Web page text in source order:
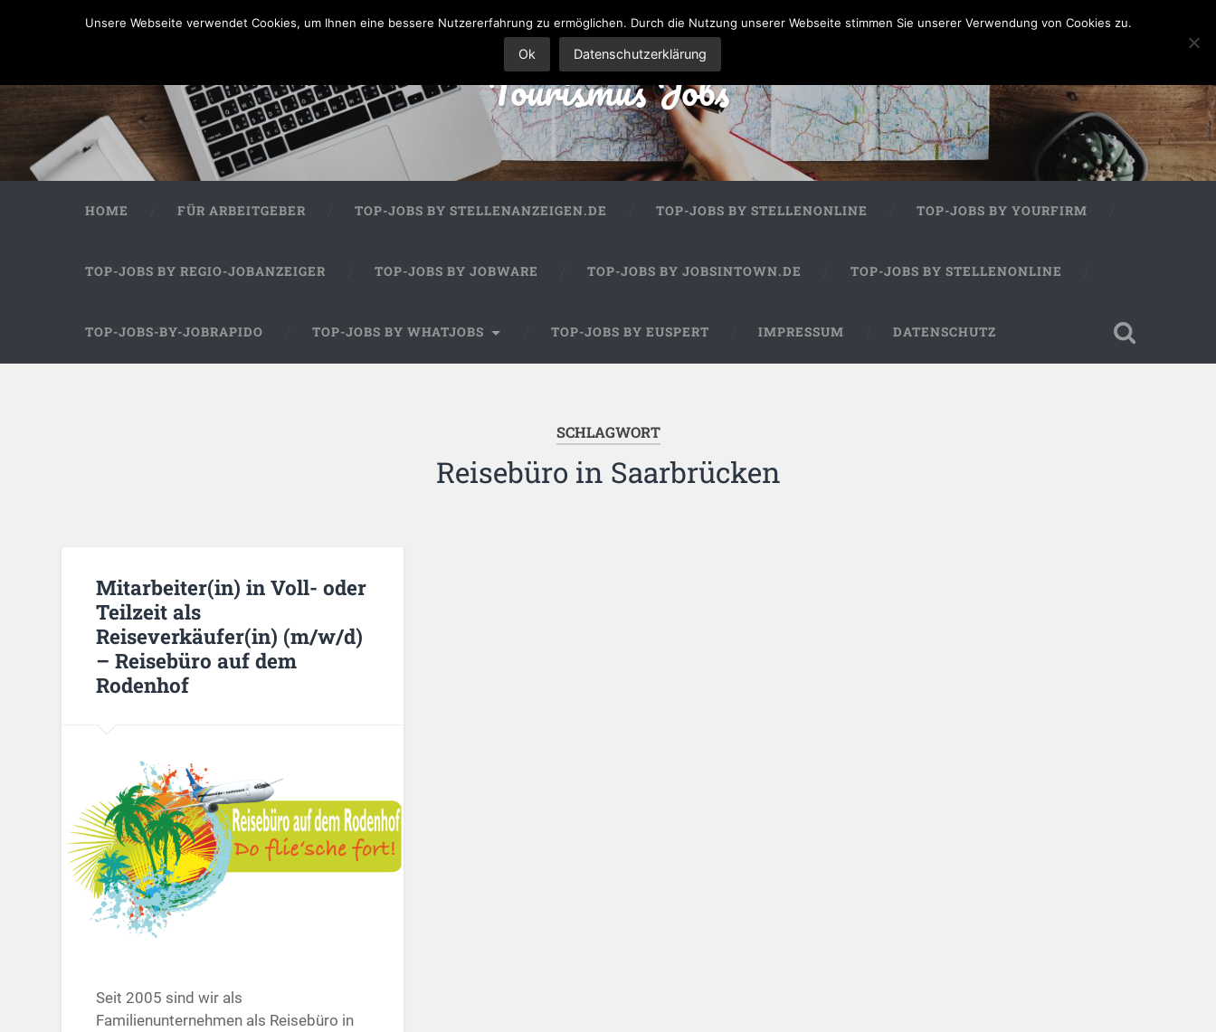
Tourismus Jobs
HOME FÜR ARBEITGEBER TOP-JOBS BY STELLENANZEIGEN.DE TOP-JOBS BY STELLENONLINE TOP-JOBS BY YOURFIRM
TOP-JOBS BY REGIO-JOBANZEIGER TOP-JOBS BY JOBWARE TOP-JOBS BY JOBSINTOWN.DE TOP-JOBS BY STELLENONLINE
TOP-JOBS-BY-JOBRAPIDO TOP-JOBS BY WHATJOBS TOP-JOBS BY EUSPERT IMPRESSUM DATENSCHUTZ
SCHLAGWORT
Reisebüro in Saarbrücken
Mitarbeiter(in) in Voll- oder
Teilzeit als
Reiseverkäufer(in) (m/w/d)
– Reisebüro auf dem
Rodenhof
Seit 2005 sind wir als
Familienunternehmen als Reisebüro in
Unsere Webseite verwendet Cookies, um Ihnen eine bessere Nutzererfahrung zu ermöglichen. Durch die Nutzung unserer Webseite stimmen Sie unserer Verwendung von Cookies zu.
Ok Datenschutzerklärung